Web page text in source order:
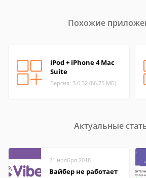
Похожие
iPod + iPhone 4 Mac
Suite
Версия: 3.6.32 (86.75 МБ)
Актуальные
21 ноября 2018
Вайбер не работает